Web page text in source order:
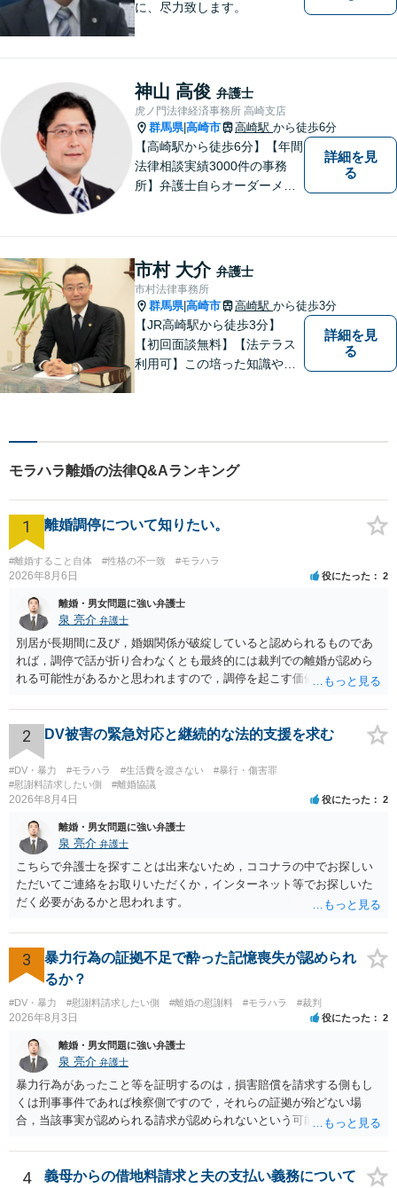
に、尽力致します。
神山 高俊 弁護士
虎ノ門法律経済事務所 高崎支店
群馬県|高崎市 高崎駅 から徒歩6分
【高崎駅から徒歩6分】【年間
法律相談実績3000件の事務
所】弁護士自らオーダーメイ
とまずはご相談ください！
【土日祝日・夜間も対応可
能】
詳細を見
る
市村 大介 弁護士
市村法律事務所
群馬県|高崎市 高崎駅 から徒歩3分
【JR高崎駅から徒歩3分】
【初回面談無料】【法テラス
利用可】この培った知識や経
す。お気軽にご相談くださ
詳細を見
る
モラハラ離婚の法律Q&Aランキング
1 離婚調停について知りたい。
#離婚すること自体 #性格の不一致 #モラハラ
2026年8月6日 役にたった 2
離婚・男女問題に強い弁護士
泉 亮介 弁護士
別居が長期間に及び，婚姻関係が破綻していると認められるものであ
れば，調停で話が折り合わなくとも最終的には裁判での離婚が認めら
れる可能性があるかと思われますので，調停を起こす価値はあるよう
は調停が成立するということはないため，相手が合意するメリットを
だしてでも調停で終わらせるよう努めるのか，裁判離婚を見据えて調
停での離婚に固執しないかいずれかの対応は必要となるかと思われま
す。 お一人で対応するのは難しい側面もありますので弁護士を立てる
ことを検討されると良いかと思われます。
2 DV被害の緊急対応と継続的な法的支援を求む
#DV・暴力 #モラハラ #生活費を渡さない
#暴行・傷害罪
#慰謝料請求したい側
#離婚協議
2026年8月4日 役にたった 2
離婚・男女問題に強い弁護士
泉 亮介 弁護士
こちらで弁護士を探すことは出来ないため，ココナラの中でお探しい
ただいてご連絡をお取りいただくか，インターネット等でお探しいた
だく必要があるかと思われます。
3
暴力行為の証拠不足で酔った記憶喪失が認められ
るか？
#DV・暴力 #慰謝料請求したい側 #離婚の慰謝料 #モラハラ #裁判
2026年8月3日 役にたった 2
離婚・男女問題に強い弁護士
泉 亮介 弁護士
暴力行為があったこと等を証明するのは，損害賠償を請求する側もし
くは刑事事件であれば検察側ですので，それらの証拠が殆どない場
合，当該事実が認められる請求が認められないという可能性はあるで
4
義母からの借地料請求と夫の支払い義務について